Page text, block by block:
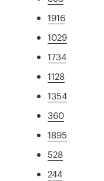
1916
1029
1734
1128
1354
360
1895
528
244